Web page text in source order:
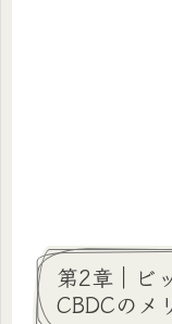
第2章｜ビ
CBDCのメ